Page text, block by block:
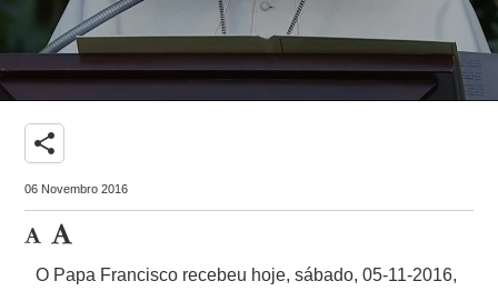
share
06 Novembro 2016
O Papa Francisco recebeu hoje, sábado, 05-11-2016,